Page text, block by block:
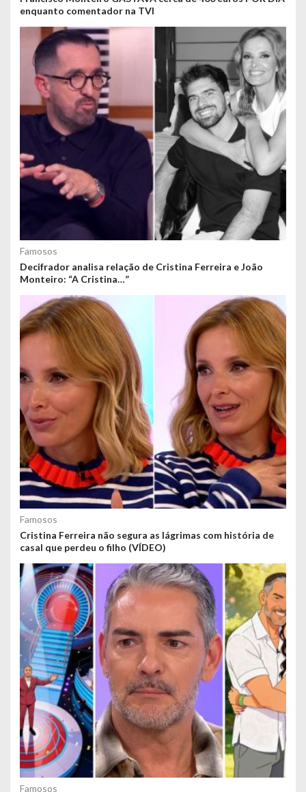
enquanto comentador na TVI
Famosos
Decifrador analisa relação de Cristina Ferreira e João
Monteiro: “A Cristina…”
Famosos
Cristina Ferreira não segura as lágrimas com história de
casal que perdeu o filho (VÍDEO)
Famosos